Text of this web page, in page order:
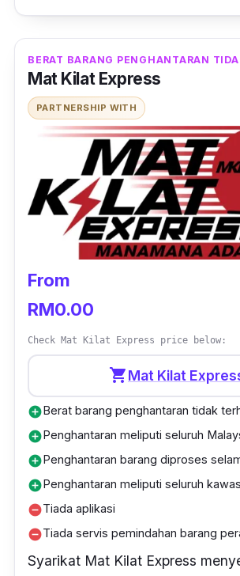
Jangan risau, setiap servis
mengambil masa selama 1 jam
hanya menyediakan servis
menghantar apa saja barang
dengan kenderaan motosikal.
mudah, anda seperti memiliki
bermotosikal peribadi.
Menariknya lagi, ketika
perjalanan menghantar barang
masa yang sama anda terlupa
barang. Jangan risau, anda boleh
runner semula untuk membuat
Jenis barangan yang diterima;
Semua barang asalkan tidak
kilogram.
BERAT BARANG PENGHANTARAN
Mat Kilat Express
PARTNERSHIP WITH
From
RM0.00
Check Mat Kilat Express price below:
shopping_cartMat Kilat
add_circleBerat barang penghantaran tidak
add_circlePenghantaran meliputi seluruh
add_circlePenghantaran barang diproses
add_circlePenghantaran meliputi seluruh
remove_circleTiada aplikasi
remove_circleTiada servis pemindahan barang
Syarikat Mat Kilat Express